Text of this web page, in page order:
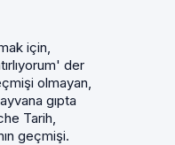
için,
der
olmayan,
gıpta
Tarih,
geçmişi.